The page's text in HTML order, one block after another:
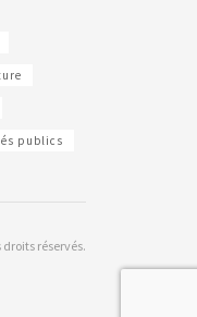
publics
droits réservés.